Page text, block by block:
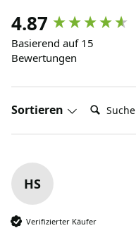
4.87
Basierend auf 15
Bewertungen
Sortieren Suchen:
HS
Verifizierter Käufer